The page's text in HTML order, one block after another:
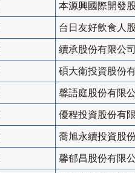
本源興國際開發
台日友好飲食人
續承股份有限公司
碩大衛投資股份
馨語庭股份有限
優程投資股份有
喬旭永續投資股
馨郁昌股份有限